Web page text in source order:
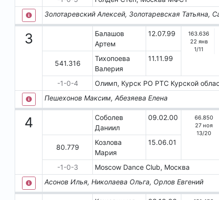
Золотаревский Алексей, Золотаревская Татьяна,
3
Балашов
Артем
12.07.99
163.636
22 янв
1/11
541.316
Тихопоева
Валерия
11.11.99
-1-0-4 Олимп, Курск РО РТС Курской
Пешехонов Максим, Абезяева Елена
4
Соболев
Даниил
09.02.00
66.850
27 ноя
13/20
80.779
Козлова
Мария
15.06.01
-1-0-3
Моsсоw Dаnсе Сlub, Москва
Асонов Илья, Николаева Ольга, Орлов Евгений